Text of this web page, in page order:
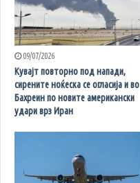
09/07/2026
Кувајт повторно под напади,
сирените ноќеска се огласија и во
Бахреин по новите американски
удари врз Иран